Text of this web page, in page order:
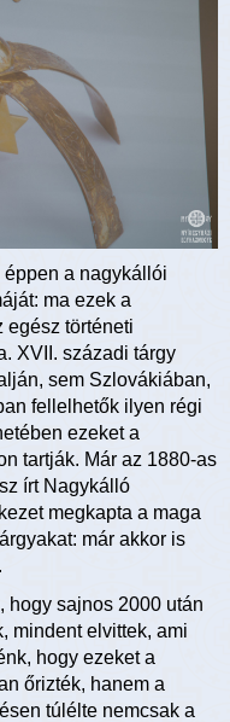
a nagykállói
ma ezek a
egész történeti
XVII. századi tárgy
sem Szlovákiában,
fellelhetők ilyen régi
ezeket a
tartják. Már az 1880-as
írt Nagykálló
megkapta a maga
már akkor is
hogy sajnos 2000 után
mindent elvittek, ami
hogy ezeket a
őrizték, hanem a
túlélte nemcsak a